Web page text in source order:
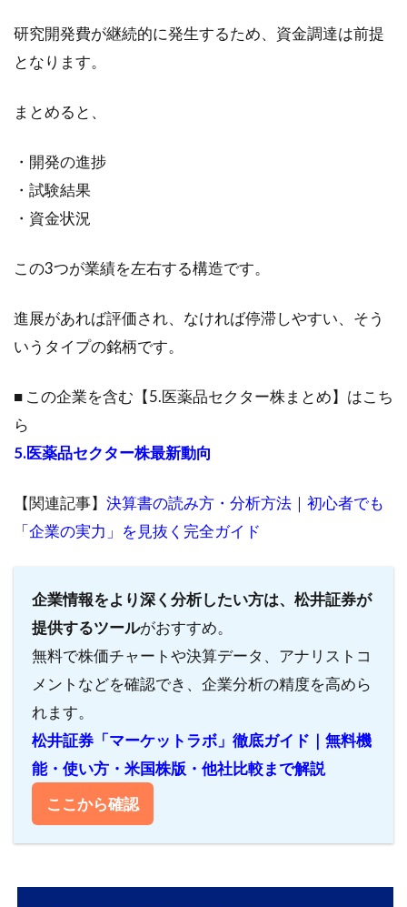
研究開発費が継続的に発生するため、資金調達は前提
となります。
まとめると、
・開発の進捗
・試験結果
・資金状況
この3つが業績を左右する構造です。
進展があれば評価され、なければ停滞しやすい、そう
いうタイプの銘柄です。
■ この企業を含む【5.医薬品セクター株まとめ】はこち
ら
5.医薬品セクター株最新動向
【関連記事】 決算書の読み方・分析方法｜初心者でも
「企業の実力」を見抜く完全ガイド
企業情報をより深く分析したい方は、松井証券が
提供するツールがおすすめ。
無料で株価チャートや決算データ、アナリストコ
メントなどを確認でき、企業分析の精度を高めら
れます。
松井証券「マーケットラボ」徹底ガイド｜無料機
能・使い方・米国株版・他社比較まで解説
ここから確認